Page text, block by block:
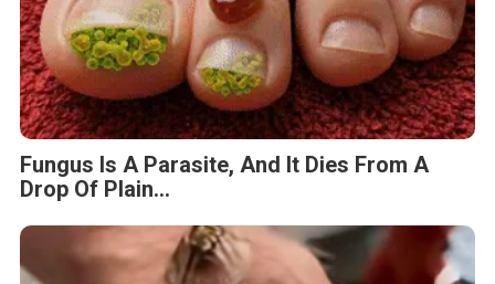
Fungus Is A Parasite, And It Dies From A
Drop Of Plain...